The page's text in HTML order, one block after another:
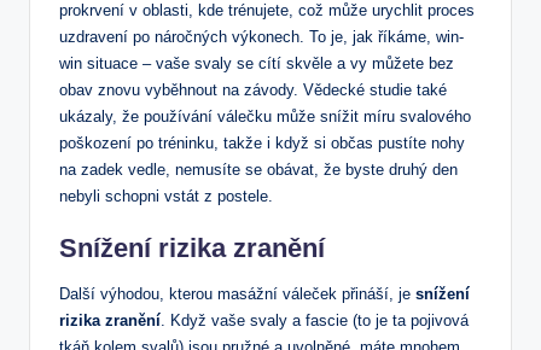
prokrvení v oblasti, kde trénujete, což může urychlit proces
uzdravení po náročných výkonech. To je, jak říkáme, win-
win situace – vaše svaly se cítí skvěle a vy můžete bez
obav znovu vyběhnout na závody. Vědecké studie také
ukázaly, že používání válečku může snížit míru svalového
poškození po tréninku, takže i když si občas pustíte nohy
na zadek vedle, nemusíte se obávat, že byste druhý den
nebyli schopni vstát z postele.
Snížení rizika zranění
Další výhodou, kterou masážní váleček přináší, je snížení
rizika zranění. Když vaše svaly a fascie (to je ta pojivová